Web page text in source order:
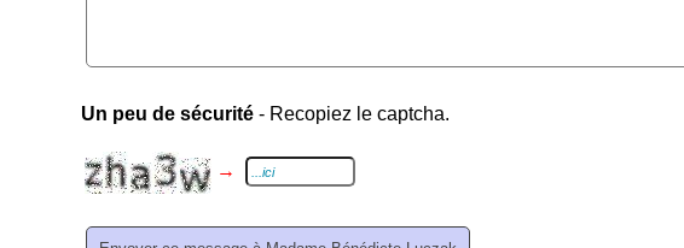
Un peu de sécurité - Recopiez le captcha.
→